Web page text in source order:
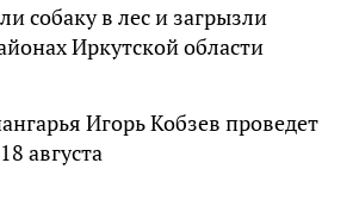
собаку в лес и загрызли
Иркутской области
Игорь Кобзев проведет
августа